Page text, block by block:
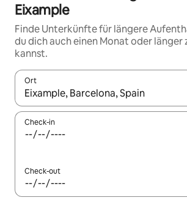
Eixample
Finde Unterkünfte für längere
du dich auch einen Monat oder länger
kannst.
Ort
Wenn Ergebnisse verfügbar sind,
Check-in
Check-out